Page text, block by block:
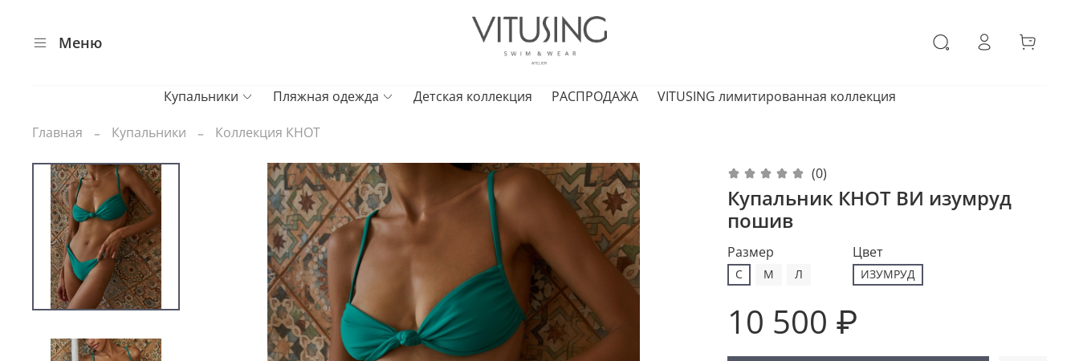
Меню
Купальники Пляжная одежда Детская коллекция РАСПРОДАЖА VITUSING лимитированная коллекция
Главная Купальники Коллекция КНОТ
(0)
Купальник КНОТ ВИ изумруд
пошив
Размер
С M Л
Цвет
ИЗУМРУД
10 500 ₽